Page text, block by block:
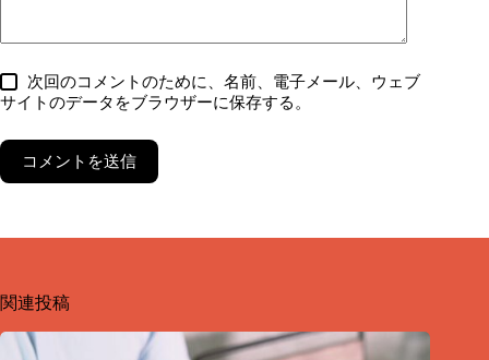
次回のコメントのために、名前、電子メール、ウェブ
サイトのデータをブラウザーに保存する。
コメントを送信
関連投稿